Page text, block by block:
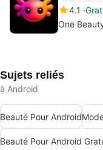
4.1
One
Sujets reliés
à Android
Beauté Pour Android
Beauté Pour Android